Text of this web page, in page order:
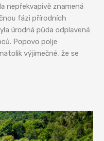
nepřekvapivě znamená
fázi přírodních
úrodná půda odplavená
Popovo polje
výjimečné, že se